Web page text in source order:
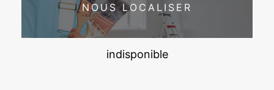
NOUS LOCALISER
indisponible